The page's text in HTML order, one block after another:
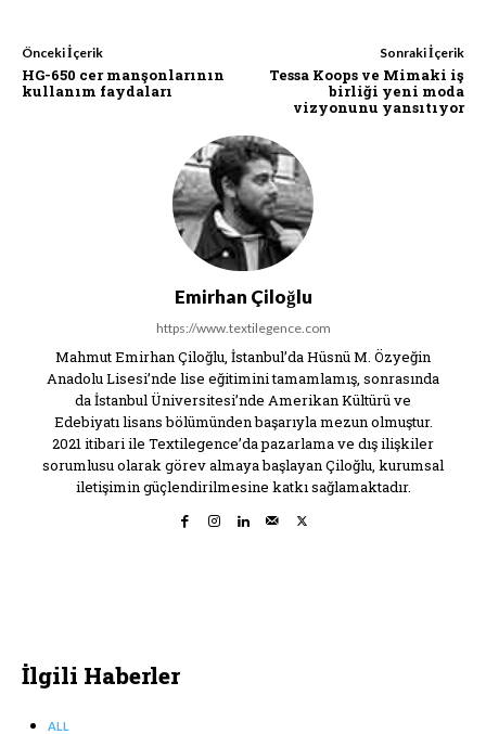
Önceki İçerik
HG-650 cer manşonlarının
kullanım faydaları
Sonraki İçerik
Tessa Koops ve Mimaki iş
birliği yeni moda
vizyonunu yansıtıyor
Emirhan Çiloğlu
https://www.textilegence.com
Mahmut Emirhan Çiloğlu, İstanbul’da Hüsnü M. Özyeğin
Anadolu Lisesi’nde lise eğitimini tamamlamış, sonrasında
da İstanbul Üniversitesi’nde Amerikan Kültürü ve
Edebiyatı lisans bölümünden başarıyla mezun olmuştur.
2021 itibari ile Textilegence’da pazarlama ve dış ilişkiler
sorumlusu olarak görev almaya başlayan Çiloğlu, kurumsal
iletişimin güçlendirilmesine katkı sağlamaktadır.
İlgili Haberler
ALL